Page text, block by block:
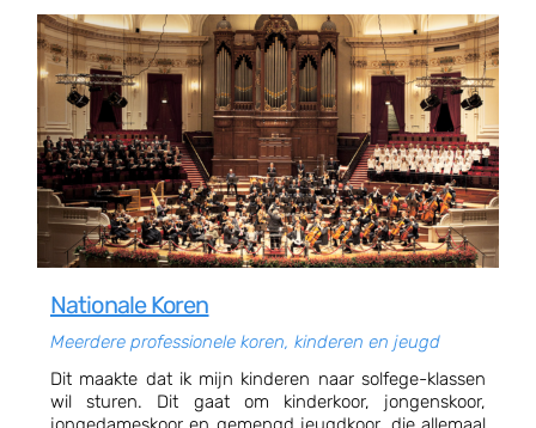
Nationale Koren
Meerdere professionele koren, kinderen en jeugd
Dit maakte dat ik mijn kinderen naar solfege-klassen
wil sturen. Dit gaat om kinderkoor, jongenskoor,